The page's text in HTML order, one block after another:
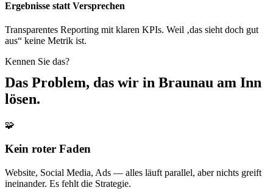
Ergebnisse statt Versprechen
Transparentes Reporting mit klaren KPIs. Weil ‚das sieht doch gut
aus“ keine Metrik ist.
Kennen Sie das?
Das Problem, das wir in Braunau am Inn
lösen.
🧩
Kein roter Faden
Website, Social Media, Ads — alles läuft parallel, aber nichts greift
ineinander. Es fehlt die Strategie.